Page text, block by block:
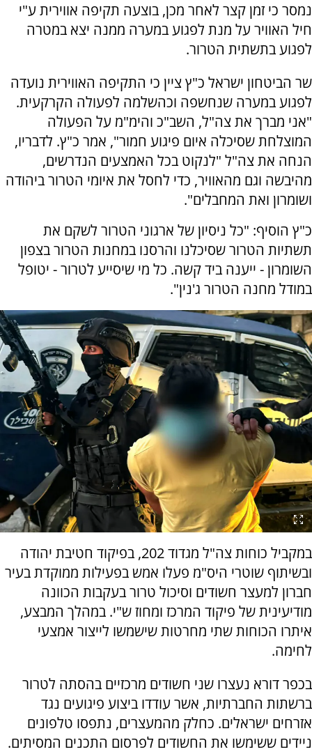
נמסר כי זמן קצר לאחר מכן, בוצעה תקיפה אווירית ע"י
חיל האוויר על מנת לפגוע במערה ממנה יצא במטרה
לפגוע בתשתית הטרור.
שר הביטחון ישראל כ"ץ ציין כי התקיפה האווירית נועדה
לפגוע במערה שנחשפה וכהשלמה לפעולה הקרקעית.
"אני מברך את צה"ל, השב"כ והימ"מ על הפעולה
המוצלחת שסיכלה איום פיגוע חמור", אמר כ"ץ. לדבריו,
הנחה את צה"ל "לנקוט בכל האמצעים הנדרשים,
מהיבשה וגם מהאוויר, כדי לחסל את איומי הטרור ביהודה
ושומרון ואת המחבלים".
כ"ץ הוסיף: "כל ניסיון של ארגוני הטרור לשקם את
תשתיות הטרור שסיכלנו והרסנו במחנות הטרור בצפון
השומרון - ייענה ביד קשה. כל מי שיסייע לטרור - יטופל
במודל מחנה הטרור ג'נין".
במקביל כוחות צה"ל מגדוד 202, בפיקוד חטיבת יהודה
ובשיתוף שוטרי היס"מ פעלו אמש בפעילות ממוקדת בעיר
חברון למעצר חשודים וסיכול טרור בעקבות הכוונה
מודיעינית של פיקוד המרכז ומחוז ש"י. במהלך המבצע,
איתרו הכוחות שתי מחרטות שישמשו לייצור אמצעי
לחימה.
בכפר דורא נעצרו שני חשודים מרכזיים בהסתה לטרור
ברשתות החברתיות, אשר עודדו ביצוע פיגועים נגד
אזרחים ישראלים. כחלק מהמעצרים, נתפסו טלפונים
ניידים ששימשו את החשודים לפרסום התכנים המסיתים.